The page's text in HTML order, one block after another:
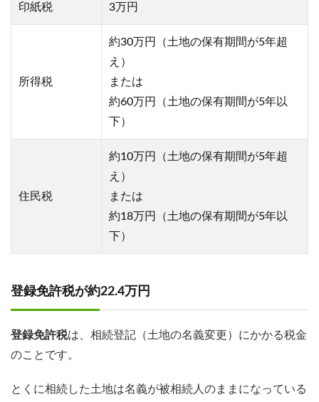
印紙税 3万円
所得税
約30万円（土地の保有期間が5年超
え）
または
約60万円（土地の保有期間が5年以
下）
住民税
約10万円（土地の保有期間が5年超
え）
または
約18万円（土地の保有期間が5年以
下）
登録免許税が約22.4万円
登録免許税は、相続登記（土地の名義変更）にかかる税金
のことです。
とくに相続した土地は名義が被相続人のままになっている